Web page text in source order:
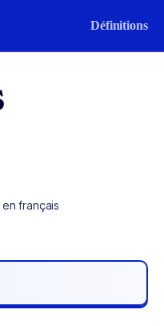
Définitions
français